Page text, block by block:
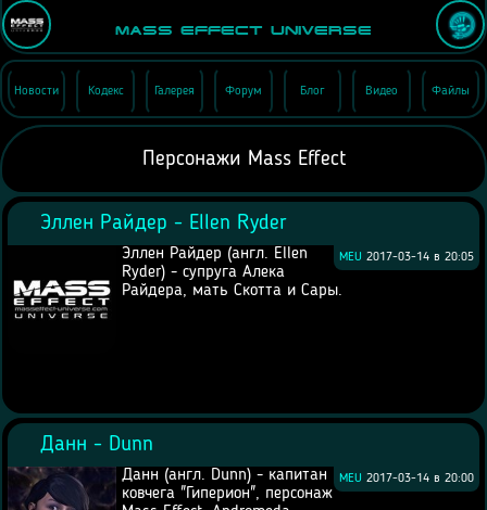
Mass Effect Universe
Новости Кодекс Галерея Форум Блог Видео Файлы
Персонажи Mass Effect
Эллен Райдер - Ellen Ryder
MEU 2017-03-14 в 20:05
Эллен Райдер (англ. Ellen
Ryder) - супруга Алека
Райдера, мать Скотта и Сары.
Данн - Dunn
MEU 2017-03-14 в 20:00
Данн (англ. Dunn) - капитан
ковчега "Гиперион", персонаж